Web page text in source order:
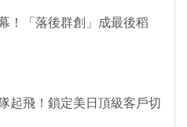
！「落後群創」成最後稻
起飛！鎖定美日頂級客戶切